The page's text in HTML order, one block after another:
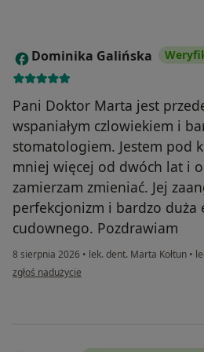
D Dominika Galińska
Pani Doktor Marta jest
wspaniałym czlowiekiem i
stomatologiem. Jestem pod
mniej więcej od dwóch lat i
zamierzam zmieniać. Jej
perfekcjonizm i bardzo duża
cudownego. Pozdrawiam
8 sierpnia 2026 • lek. dent. Marta Kołtun •
w opinii użytkownika Dominika Galińska
zgłoś nadużycie